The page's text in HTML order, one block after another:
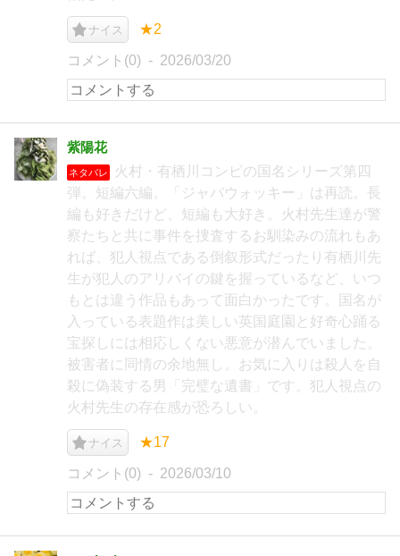
ナイス ★2
コメント(0) 2026/03/20
紫陽花
ネタバレ
火村・有栖川コンビの国名シリーズ第四
弾。短編六編。「ジャバウォッキー」は再読。長
編も好きだけど、短編も大好き。火村先生達が警
察たちと共に事件を捜査するお馴染みの流れもあ
れば、犯人視点である倒叙形式だったり有栖川先
生が犯人のアリバイの鍵を握っているなど、いつ
もとは違う作品もあって面白かったです。国名が
入っている表題作は美しい英国庭園と好奇心踊る
宝探しには相応しくない悪意が潜んでいました。
被害者に同情の余地無し。お気に入りは殺人を自
殺に偽装する男「完璧な遺書」です。犯人視点の
火村先生の存在感が恐ろしい。
ナイス ★17
コメント(0) 2026/03/10